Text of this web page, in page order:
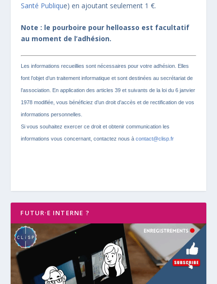
Santé Publique) en ajoutant seulement 1 €.
Note : le pourboire pour helloasso est facultatif
au moment de l’adhésion.
Les informations recueillies sont nécessaires pour votre adhésion. Elles
font l’objet d’un traitement informatique et sont destinées au secrétariat de
l’association. En application des articles 39 et suivants de la loi du 6 janvier
1978 modifiée, vous bénéficiez d’un droit d’accès et de rectification de vos
informations personnelles.
Si vous souhaitez exercer ce droit et obtenir communication les
informations vous concernant, contactez nous à contact@clisp.fr
FUTUR·E INTERNE ?